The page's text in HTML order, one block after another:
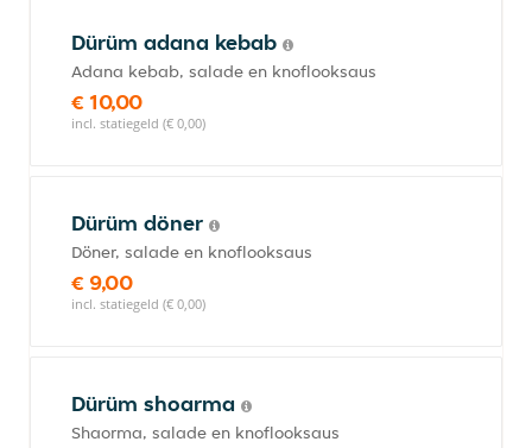
Dürüm adana kebab
Adana kebab, salade en knoflooksaus
€ 10,00
incl. statiegeld (€ 0,00)
Dürüm döner
Döner, salade en knoflooksaus
€ 9,00
incl. statiegeld (€ 0,00)
Dürüm shoarma
Shaorma, salade en knoflooksaus